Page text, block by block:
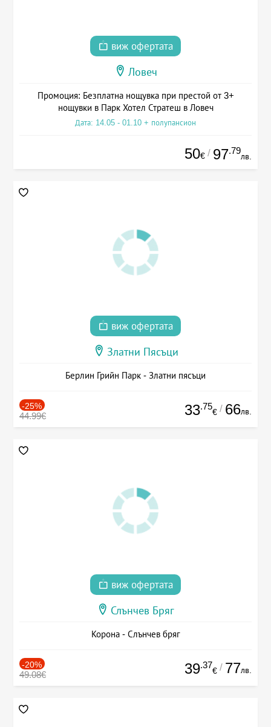
виж офертата
Ловеч
Промоция: Безплатна нощувка при престой от 3+
нощувки в Парк Хотел Стратеш в Ловеч
Дата: 14.05 - 01.10 + полупансион
50€ / 97.79
лв.
виж офертата
Златни Пясъци
Берлин Грийн Парк - Златни пясъци
-25%
44.99€ 33.75
€ / 66лв.
виж офертата
Слънчев Бряг
Корона - Слънчев бряг
-20%
49.08€ 39.37
€ / 77лв.